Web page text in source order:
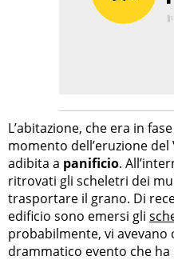
L’abitazione, che era in
momento dell’eruzione del
adibita a panificio.
ritrovati gli scheletri dei
trasportare il grano. Di
edificio sono emersi gli
probabilmente, vi
drammatico evento che